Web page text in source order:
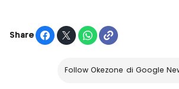
Share
Follow Okezone di Google